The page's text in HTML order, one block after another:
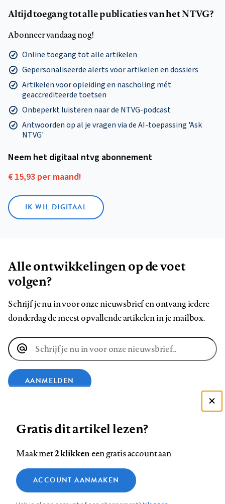
Altijd toegang tot alle publicaties van het NTVG?
Abonneer vandaag nog!
Online toegang tot alle artikelen
Gepersonaliseerde alerts voor artikelen en dossiers
Artikelen voor opleiding en nascholing mét
geaccrediteerde toetsen
Onbeperkt luisteren naar de NTVG-podcast
Antwoorden op al je vragen via de AI-toepassing 'Ask
NTVG'
Neem het digitaal ntvg abonnement
€ 15,93 per maand!
IK WIL DIGITAAL
Alle ontwikkelingen op de voet
volgen?
Schrijf je nu in voor onze nieuwsbrief en ontvang iedere
donderdag de meest opvallende artikelen in je mailbox.
E-
mailadres
AANMELDEN
op
Facebook
op
LinkedIn
op
Bluesky
ons
op
InstagramYouTube
Footer
Contact Colofon Disclaimer Privacy
Medische vragen verdienen
betrouwbare antwoorden
Gratis dit artikel lezen?
Maak met2 klikkeneen gratis account aan
ACCOUNT AANMAKEN
Zie onze cookie policy
Analytische cookies